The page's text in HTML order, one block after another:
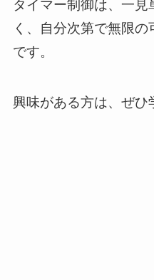
タイマー制御は、一
く、自分次第で無限
です。
興味がある方は、ぜひ